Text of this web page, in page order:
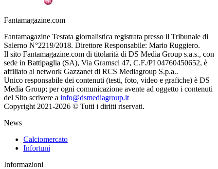
Fantamagazine.com
Fantamagazine Testata giornalistica registrata presso il Tribunale di
Salerno N°2219/2018. Direttore Responsabile: Mario Ruggiero.
Il sito Fantamagazine.com di titolarità di DS Media Group s.a.s., con
sede in Battipaglia (SA), Via Gramsci 47, C.F./PI 04760450652, è
affiliato al network Gazzanet di RCS Mediagroup S.p.a..
Unico responsabile dei contenuti (testi, foto, video e grafiche) è DS
Media Group; per ogni comunicazione avente ad oggetto i contenuti
del Sito scrivere a info@dsmediagroup.it
Copyright 2021-2026 © Tutti i diritti riservati.
News
Calciomercato
Infortuni
Informazioni